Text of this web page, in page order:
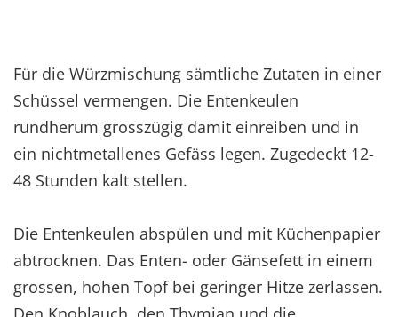
Für die Würzmischung sämtliche Zutaten in einer
Schüssel vermengen. Die Entenkeulen
rundherum grosszügig damit einreiben und in
ein nichtmetallenes Gefäss legen. Zugedeckt 12-
48 Stunden kalt stellen.
Die Entenkeulen abspülen und mit Küchenpapier
abtrocknen. Das Enten- oder Gänsefett in einem
grossen, hohen Topf bei geringer Hitze zerlassen.